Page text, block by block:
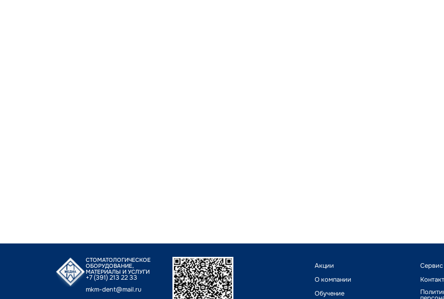
СТОМАТОЛОГИЧЕСКОЕ
ОБОРУДОВАНИЕ,
МАТЕРИАЛЫ И УСЛУГИ
+7 (391) 213 22 33
mkm-dent@mail.ru
Акции
О компании
Обучение
Сервис